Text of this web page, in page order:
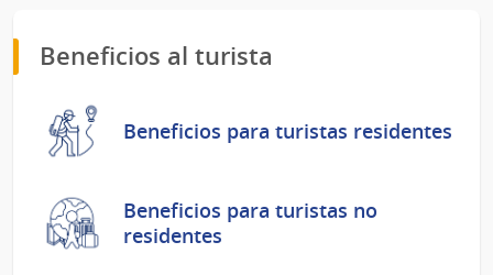
Beneficios al turista
Beneficios para turistas residentes
Beneficios para turistas no
residentes